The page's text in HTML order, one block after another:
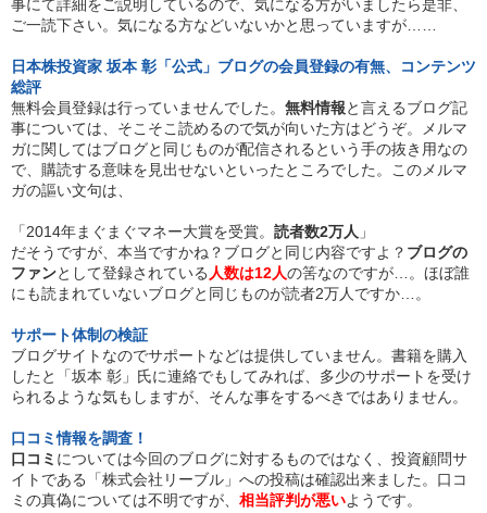
事にて詳細をご説明しているので、気になる方がいましたら是非、
ご一読下さい。気になる方などいないかと思っていますが……
日本株投資家 坂本 彰「公式」ブログの会員登録の有無、コンテンツ
総評
無料会員登録は行っていませんでした。 無料情報と言えるブログ記
事については、そこそこ読めるので気が向いた方はどうぞ。メルマ
ガに関してはブログと同じものが配信されるという手の抜き用なの
で、購読する意味を見出せないといったところでした。このメルマ
ガの謳い文句は、
「2014年まぐまぐマネー大賞を受賞。 読者数2万人 」
だそうですが、本当ですかね？ブログと同じ内容ですよ？ ブログの
ファンとして登録されている 人数は12人の筈なのですが…。ほぼ誰
にも読まれていないブログと同じものが読者2万人ですか…。
サポート体制の検証
ブログサイトなのでサポートなどは提供していません。書籍を購入
したと「坂本 彰」氏に連絡でもしてみれば、多少のサポートを受け
られるような気もしますが、そんな事をするべきではありません。
口コミ情報を調査！
口コミ については今回のブログに対するものではなく、投資顧問サ
イトである「株式会社リーブル」への投稿は確認出来ました。口コ
ミの真偽については不明ですが、 相当評判が悪いようです。